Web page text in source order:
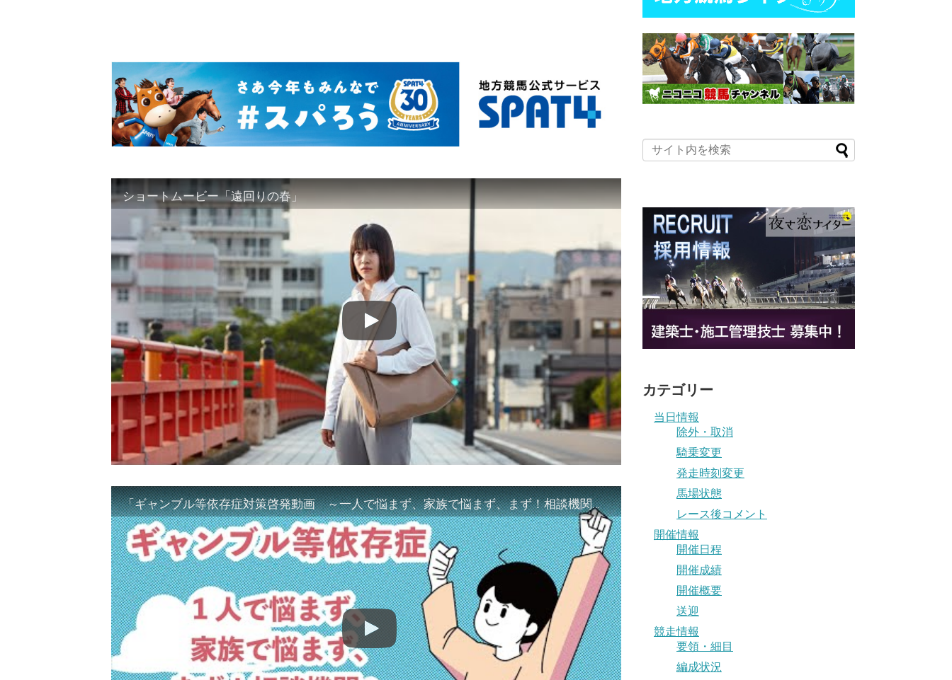
ショートムービー「遠回りの春」
「ギャンブル等依存症対策啓発動画 ～一人で悩まず、家族で悩まず、まず！相談機関へ～」
カテゴリー
当日情報
除外・取消
騎乗変更
発走時刻変更
馬場状態
レース後コメント
開催情報
開催日程
開催成績
開催概要
送迎
競走情報
要領・細目
編成状況